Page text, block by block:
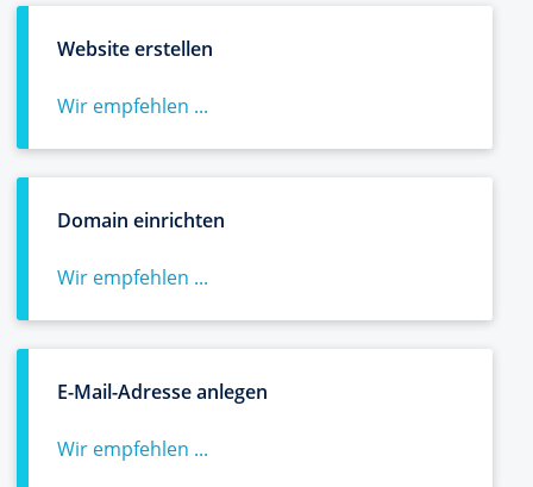
Website erstellen
Wir empfehlen ...
Domain einrichten
Wir empfehlen ...
E-Mail-Adresse anlegen
Wir empfehlen ...